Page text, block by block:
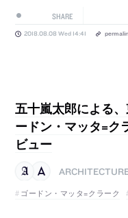
SHARE
2018.08.08 Wed 14:41
五十嵐太郎による
ードン・マッタ=ク
ビュー
ゴードン・マッタ=クラーク